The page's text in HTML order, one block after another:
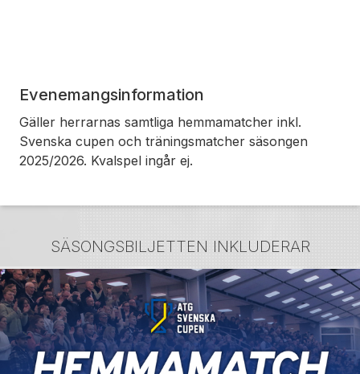
Evenemangsinformation
Gäller herrarnas samtliga hemmamatcher inkl.
Svenska cupen och träningsmatcher säsongen
2025/2026. Kvalspel ingår ej.
SÄSONGSBILJETTEN INKLUDERAR